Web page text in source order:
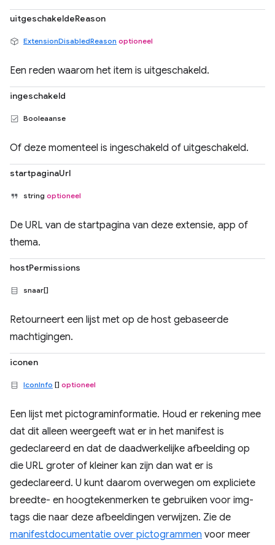
uitgeschakeldeReason
ExtensionDisabledReason optioneel
Een reden waarom het item is uitgeschakeld.
ingeschakeld
Booleaanse
Of deze momenteel is ingeschakeld of uitgeschakeld.
startpaginaUrl
string optioneel
De URL van de startpagina van deze extensie, app of
thema.
hostPermissions
snaar[]
Retourneert een lijst met op de host gebaseerde
machtigingen.
iconen
IconInfo [] optioneel
Een lijst met pictograminformatie. Houd er rekening mee
dat dit alleen weergeeft wat er in het manifest is
gedeclareerd en dat de daadwerkelijke afbeelding op
die URL groter of kleiner kan zijn dan wat er is
gedeclareerd. U kunt daarom overwegen om expliciete
breedte- en hoogtekenmerken te gebruiken voor img-
tags die naar deze afbeeldingen verwijzen. Zie de
manifestdocumentatie over pictogrammen voor meer